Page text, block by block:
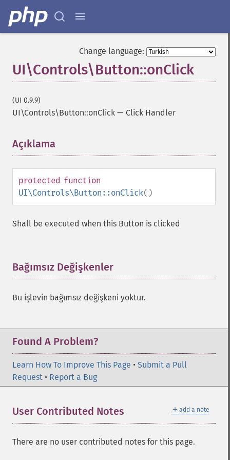
Change language:
UI\Controls\Button::onClick
(UI 0.9.9)
UI\Controls\Button::onClick — Click Handler
Açıklama
protected function
UI\Controls\Button::onClick()
Shall be executed when this Button is clicked
Bağımsız Değişkenler
Bu işlevin bağımsız değişkeni yoktur.
Found A Problem?
Learn How To Improve This Page • Submit a Pull
Request • Report a Bug
＋ add a note
User Contributed Notes
There are no user contributed notes for this page.